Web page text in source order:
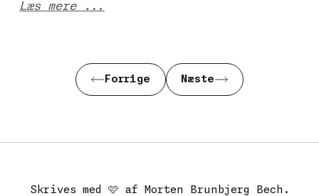
Læs mere ...
Forrige Næste
Skrives med 🩷 af Morten Brunbjerg Bech.